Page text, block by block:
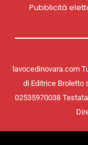
Pubblicità
lavocedinovara.com
di Editrice Broletto
02535970038